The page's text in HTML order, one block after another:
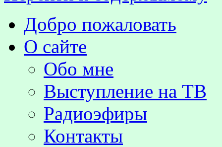
Добро пожаловать
О сайте
Обо мне
Выступление на TВ
Радиоэфиры
Контакты